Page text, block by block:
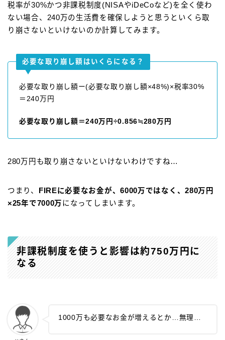
税率が30%かつ非課税制度(NISAやiDeCoなど)を全く使わ
ない場合、240万の生活費を確保しようと思うといくら取
り崩さないといけないのか計算してみます。
必要な取り崩し額はいくらになる？
必要な取り崩し額ー(必要な取り崩し額×48%)×税率30%
＝240万円
必要な取り崩し額＝240万円÷0.856≒280万円
280万円も取り崩さないといけないわけですね…
つまり、
FIREに必要なお金が、6000万ではなく、280万円
×25年で7000万になってしまいます。
非課税制度を使うと影響は約750万円に
なる
1000万も必要なお金が増えるとか…無理…